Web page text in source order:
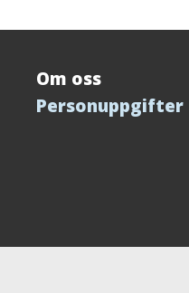
Om oss
Personuppgifter